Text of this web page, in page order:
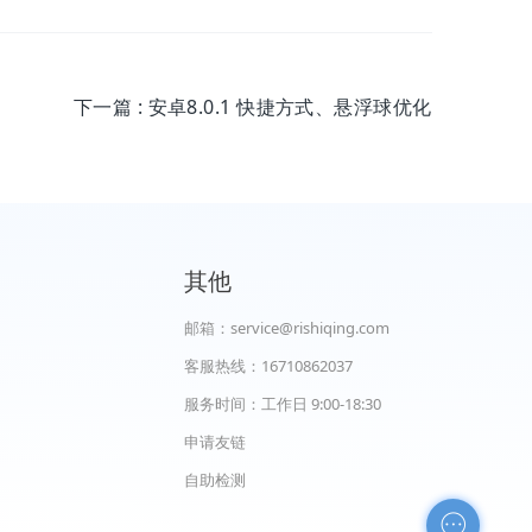
下一篇 : 安卓8.0.1 快捷方式、悬浮球优化
其他
邮箱：service@rishiqing.com
客服热线：16710862037
服务时间：工作日 9:00-18:30
申请友链
自助检测